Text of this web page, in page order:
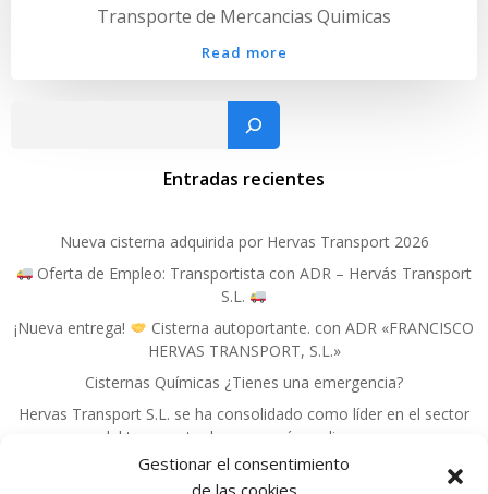
Gestionar el consentimiento
de las cookies
Transporte de Mercancias Quimicas
Read more
Entradas recientes
Nueva cisterna adquirida por Hervas Transport 2026
Oferta de Empleo: Transportista con ADR – Hervás Transport
S.L.
¡Nueva entrega!
Cisterna autoportante. con ADR «FRANCISCO
HERVAS TRANSPORT, S.L.»
Cisternas Químicas ¿Tienes una emergencia?
Hervas Transport S.L. se ha consolidado como líder en el sector
del transporte de mercancías peligrosas.